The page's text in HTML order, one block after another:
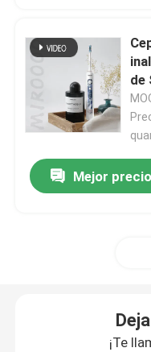
cepillo de dientes
Cepillo de dientes
Cepillo de dientes
Sonic Electric
Cepillo de dientes
de
Mejor precio
¡Te